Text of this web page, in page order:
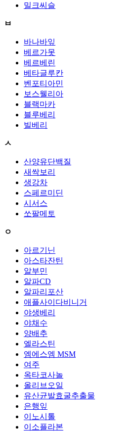
밀크씨슬
ㅂ
바나바잎
베르가못
베르베린
베타글루칸
벤포티아민
보스웰리아
블랙마카
블루베리
빌베리
ㅅ
산양유단백질
새싹보리
생강차
스페르미딘
시서스
쏘팔메토
ㅇ
아르기닌
아스타잔틴
알부민
알파CD
알파리포산
애플사이다비니거
야생베리
야채수
양배추
엘라스틴
엠에스엠 MSM
여주
옥타코사놀
올리브오일
유산균발효굴추출물
은행잎
이노시톨
이소플라본